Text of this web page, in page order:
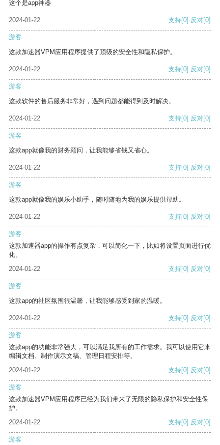
这个是app神器
2024-01-22 支持[0] 反对[0]
游客
这款加速器VPM应用程序提供了顶级的安全性和隐私保护。
2024-01-22 支持[0] 反对[0]
游客
这款软件的售后服务非常好，遇到问题都能得到及时解决。
2024-01-22 支持[0] 反对[0]
游客
这款app就像我的财务顾问，让我能够省钱又省心。
2024-01-22 支持[0] 反对[0]
游客
这款app就像我的娱乐小助手，随时随地为我的娱乐提供帮助。
2024-01-22 支持[0] 反对[0]
游客
这款加速器app的操作有点复杂，可以简化一下，比如将设置页面进行优
化。
2024-01-22
支持[0] 反对[0]
游客
这款app的社区氛围很温馨，让我能够感受到家的温暖。
2024-01-22 支持[0] 反对[0]
游客
这款app的功能非常强大，可以满足我所有的工作需求。我可以使用它来
编辑文档、制作演示文稿、管理日程安排等。
2024-01-22
支持[0] 反对[0]
游客
这款加速器VPM应用程序已经为我们带来了无限的隐私保护和安全性保
护。
2024-01-22
支持[0] 反对[0]
游客